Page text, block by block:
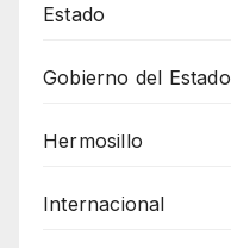
Estado
Gobierno del Estado
Hermosillo
Internacional